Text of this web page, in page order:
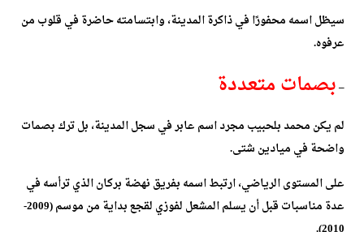
سيظل اسمه محفورًا في ذاكرة المدينة، وابتسامته حاضرة في قلوب من
عرفوه.
–بصمات متعددة
لم يكن محمد بلحبيب مجرد اسم عابر في سجل المدينة، بل ترك بصمات
واضحة في ميادين شتى.
على المستوى الرياضي، ارتبط اسمه بفريق نهضة بركان الذي ترأسه في
عدة مناسبات قبل أن يسلم المشعل لفوزي لقجع بداية من موسم (2009-